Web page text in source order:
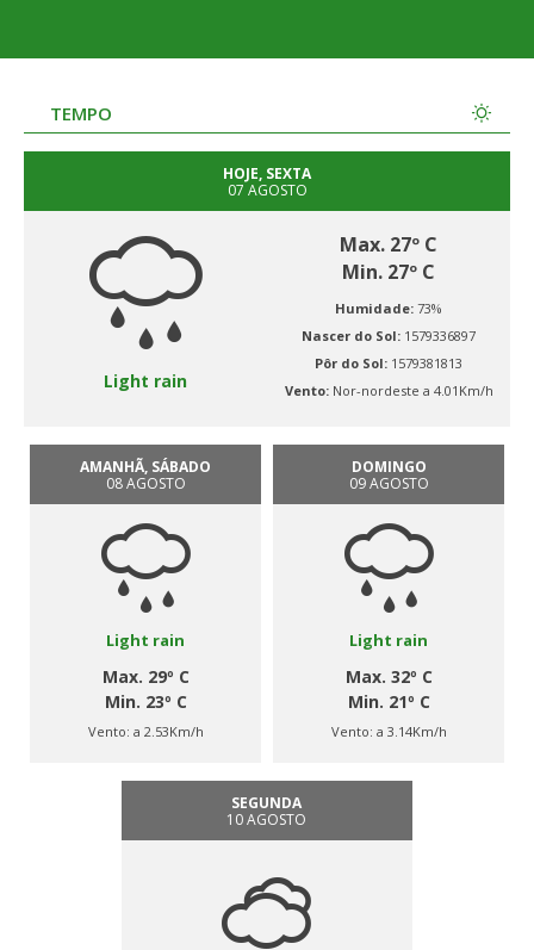
TEMPO
HOJE, SEXTA
07 AGOSTO
Light rain
Max. 27º C
Min. 27º C
Humidade: 73%
Nascer do Sol: 1579336897
Pôr do Sol: 1579381813
Vento: Nor-nordeste a 4.01Km/h
AMANHÃ, SÁBADO
08 AGOSTO
Light rain
Max. 29º C
Min. 23º C
Vento: a 2.53Km/h
DOMINGO
09 AGOSTO
Light rain
Max. 32º C
Min. 21º C
Vento: a 3.14Km/h
SEGUNDA
10 AGOSTO